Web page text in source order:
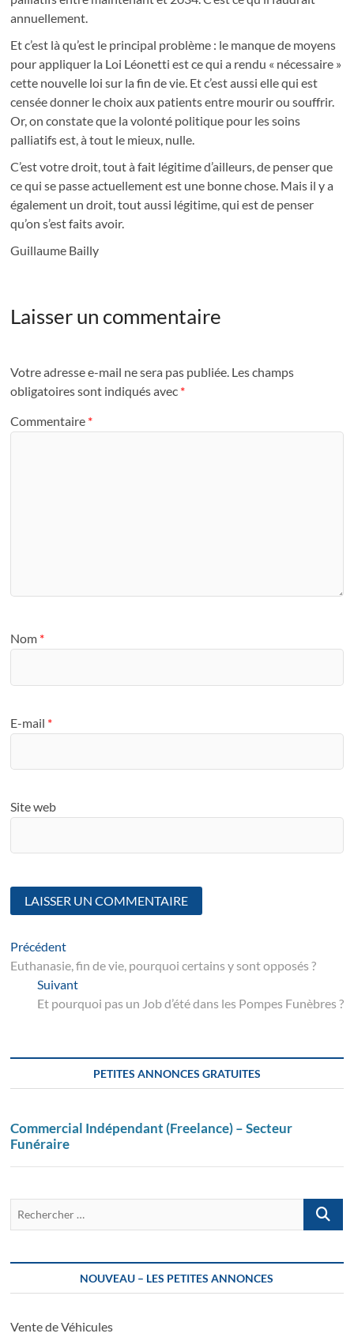
annuellement.
Et c’est là qu’est le principal problème : le manque de moyens
pour appliquer la Loi Léonetti est ce qui a rendu « nécessaire »
cette nouvelle loi sur la fin de vie. Et c’est aussi elle qui est
censée donner le choix aux patients entre mourir ou souffrir.
Or, on constate que la volonté politique pour les soins
palliatifs est, à tout le mieux, nulle.
C’est votre droit, tout à fait légitime d’ailleurs, de penser que
ce qui se passe actuellement est une bonne chose. Mais il y a
également un droit, tout aussi légitime, qui est de penser
qu’on s’est faits avoir.
Guillaume Bailly
Laisser un commentaire
Votre adresse e-mail ne sera pas publiée. Les champs
obligatoires sont indiqués avec *
Commentaire *
Nom *
E-mail *
Site web
Navigation
de
l’article
PrécédentArticle
suivant
Euthanasie, fin de vie, pourquoi certains y sont opposés ?
SuivantSuivant
post:
Et pourquoi pas un Job d’été dans les Pompes Funèbres ?
PETITES ANNONCES GRATUITES
Commercial Indépendant (Freelance) – Secteur
Funéraire
NOUVEAU – LES PETITES ANNONCES
Vente de Véhicules